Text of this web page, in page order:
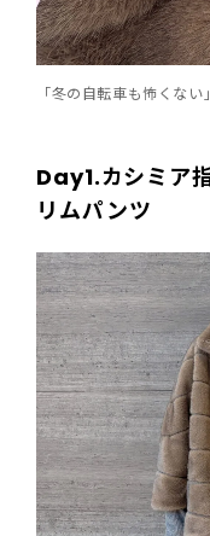
「冬の自転車も怖くな
Day1.カシミア
リムパンツ